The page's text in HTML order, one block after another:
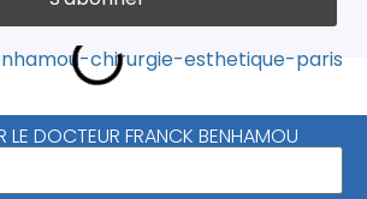
LE DOCTEUR FRANCK BENHAMOU